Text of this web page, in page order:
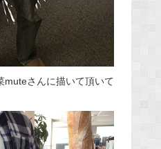
muteさんに描いて頂いて